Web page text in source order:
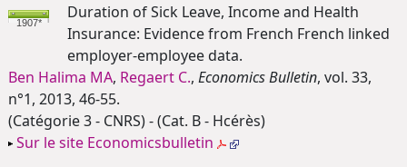
1907*
Duration of Sick Leave, Income and Health
Insurance: Evidence from French French linked
employer-employee data.
Ben Halima MA, Regaert C., Economics Bulletin, vol. 33,
n°1, 2013, 46-55.
(Catégorie 3 - CNRS) - (Cat. B - Hcérès)
Sur le site Economicsbulletin